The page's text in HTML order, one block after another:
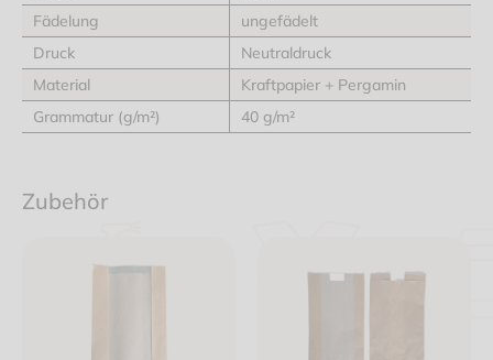
Fädelung
ungefädelt
Druck
Neutraldruck
Material
Kraftpapier + Pergamin
Grammatur (g/m²)
40 g/m²
Zubehör